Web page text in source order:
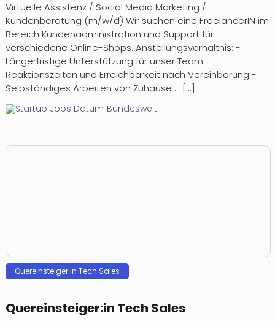
Virtuelle Assistenz / Social Media Marketing /
Kundenberatung (m/w/d) Wir suchen eine FreelancerIN im
Bereich Kundenadministration und Support für
verschiedene Online-Shops. Anstellungsverhältnis: -
Längerfristige Unterstützung für unser Team -
Reaktionszeiten und Erreichbarkeit nach Vereinbarung -
Selbständiges Arbeiten von Zuhause ... [...]
Bundesweit
Quereinsteiger:in Tech Sales
Quereinsteiger:in Tech Sales